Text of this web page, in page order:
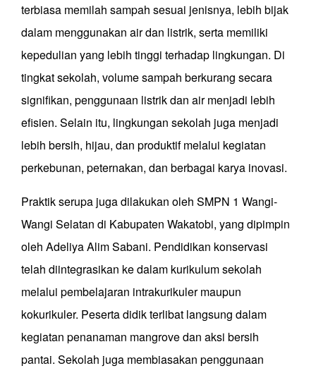
terbiasa memilah sampah sesuai jenisnya, lebih bijak
dalam menggunakan air dan listrik, serta memiliki
kepedulian yang lebih tinggi terhadap lingkungan. Di
tingkat sekolah, volume sampah berkurang secara
signifikan, penggunaan listrik dan air menjadi lebih
efisien. Selain itu, lingkungan sekolah juga menjadi
lebih bersih, hijau, dan produktif melalui kegiatan
perkebunan, peternakan, dan berbagai karya inovasi.
Praktik serupa juga dilakukan oleh SMPN 1 Wangi-
Wangi Selatan di Kabupaten Wakatobi, yang dipimpin
oleh Adeliya Alim Sabani. Pendidikan konservasi
telah diintegrasikan ke dalam kurikulum sekolah
melalui pembelajaran intrakurikuler maupun
kokurikuler. Peserta didik terlibat langsung dalam
kegiatan penanaman mangrove dan aksi bersih
pantai. Sekolah juga membiasakan penggunaan